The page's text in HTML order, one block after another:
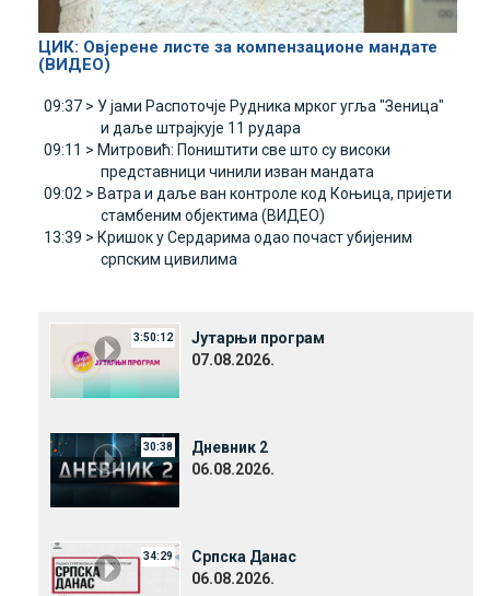
ЦИК: Овјерене листе за компензационе мандате
(ВИДЕО)
09:37 > У јами Распоточје Рудника мрког угља "Зеница"
и даље штрајкује 11 рудара
09:11 > Митровић: Поништити све што су високи
представници чинили изван мандата
09:02 > Ватра и даље ван контроле код Коњица, пријети
стамбеним објектима (ВИДЕО)
13:39 > Кришок у Сердарима одао почаст убијеним
српским цивилима
3:50:12
Јутарњи програм
07.08.2026.
30:38
Дневник 2
06.08.2026.
34:29
Српска Данас
06.08.2026.